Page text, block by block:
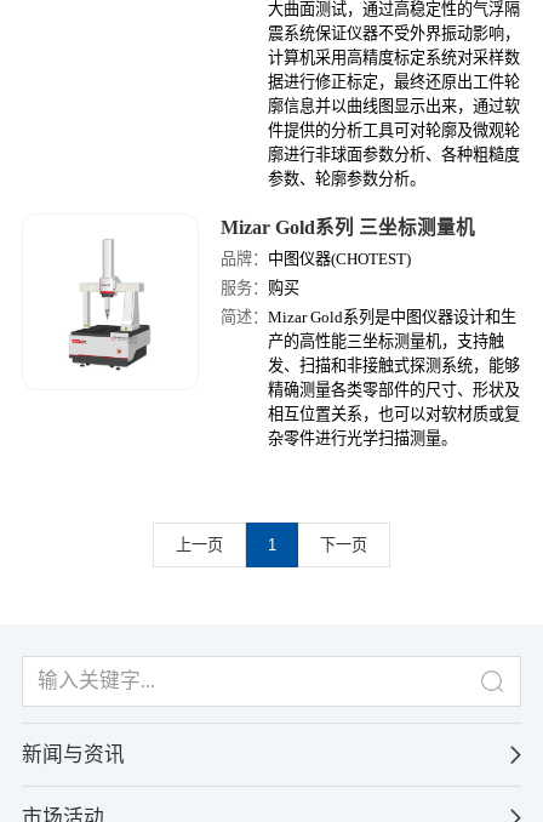
大曲面测试，通过高稳定性的气浮隔
震系统保证仪器不受外界振动影响，
计算机采用高精度标定系统对采样数
据进行修正标定，最终还原出工件轮
廓信息并以曲线图显示出来，通过软
件提供的分析工具可对轮廓及微观轮
廓进行非球面参数分析、各种粗糙度
参数、轮廓参数分析。
Mizar Gold系列 三坐标测量机
品牌： 中图仪器(CHOTEST)
服务： 购买
简述：Mizar Gold系列是中图仪器设计和生
产的高性能三坐标测量机，支持触
发、扫描和非接触式探测系统，能够
精确测量各类零部件的尺寸、形状及
相互位置关系，也可以对软材质或复
杂零件进行光学扫描测量。
上一页 1 下一页
新闻与资讯